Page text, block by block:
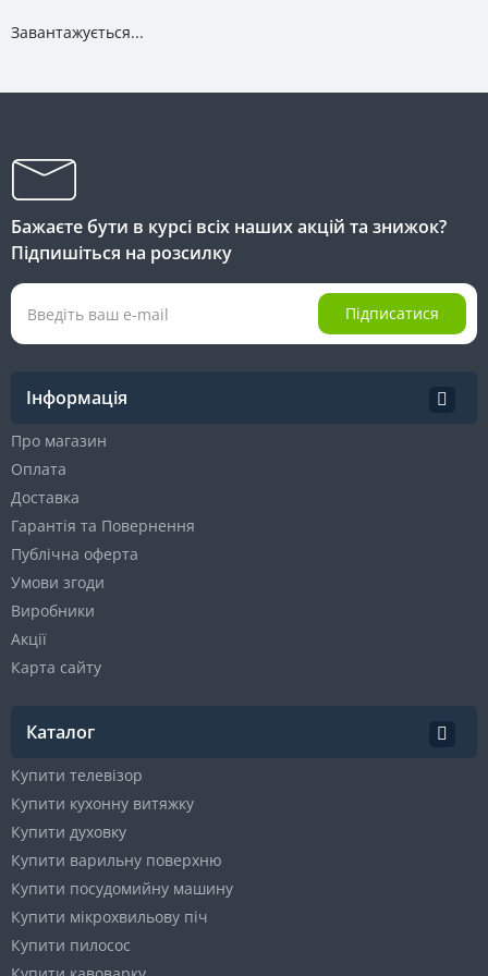
Завантажується...
Бажаєте бути в курсі всіх наших акцій та знижок?
Підпишіться на розсилку
Підписатися
Інформація
Про магазин
Оплата
Доставка
Гарантія та Повернення
Публічна оферта
Умови згоди
Виробники
Акції
Карта сайту
Каталог
Купити телевізор
Купити кухонну витяжку
Купити духовку
Купити варильну поверхню
Купити посудомийну машину
Купити мікрохвильову піч
Купити пилосос